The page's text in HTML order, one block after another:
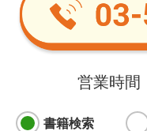
営業時間
書籍検索